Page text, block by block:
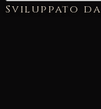
Sviluppato da